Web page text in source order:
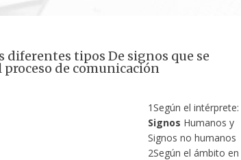
diferentes tipos De signos que se
proceso de comunicación
1Según el intérprete:
Signos Humanos y
Signos no humanos
2Según el ámbito en